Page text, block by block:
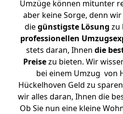
Umzüge können mitunter
aber keine Sorge, denn
diegünstigste Lösung zu
professionellen
stets daran, Ihnen die
Preisezu bieten. Wir
bei einem Umzug von
Hückelhoven Geld zu
wir alles daran, Ihnen die
Ob Sie nun eine kleine